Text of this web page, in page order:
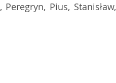
Pius, Stanisław,